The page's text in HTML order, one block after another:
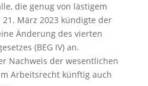
die genug von lästigem
März 2023 kündigte der
Änderung des vierten
(BEG IV) an.
Nachweis der wesentlichen
Arbeitsrecht künftig auch